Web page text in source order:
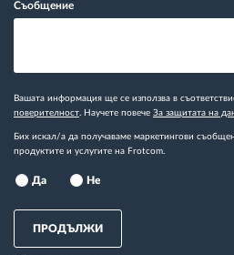
Съобщение
Вашата информация ще се използва в
поверителност. Научете повече За защитата на
Бих искал/а да получаваме маркетингови
продуктите и услугите на Frotcom.
Да Не
ПРОДЪЛЖИ